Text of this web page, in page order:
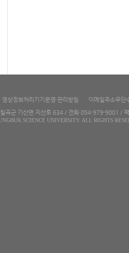
영상정보처리기기운영·관리방침
이메일주소무단
곡군 기산면 지산로 634 / 전화 054-979-9001 /
SCIENCE UNIVERSITY. ALL RIGHTS